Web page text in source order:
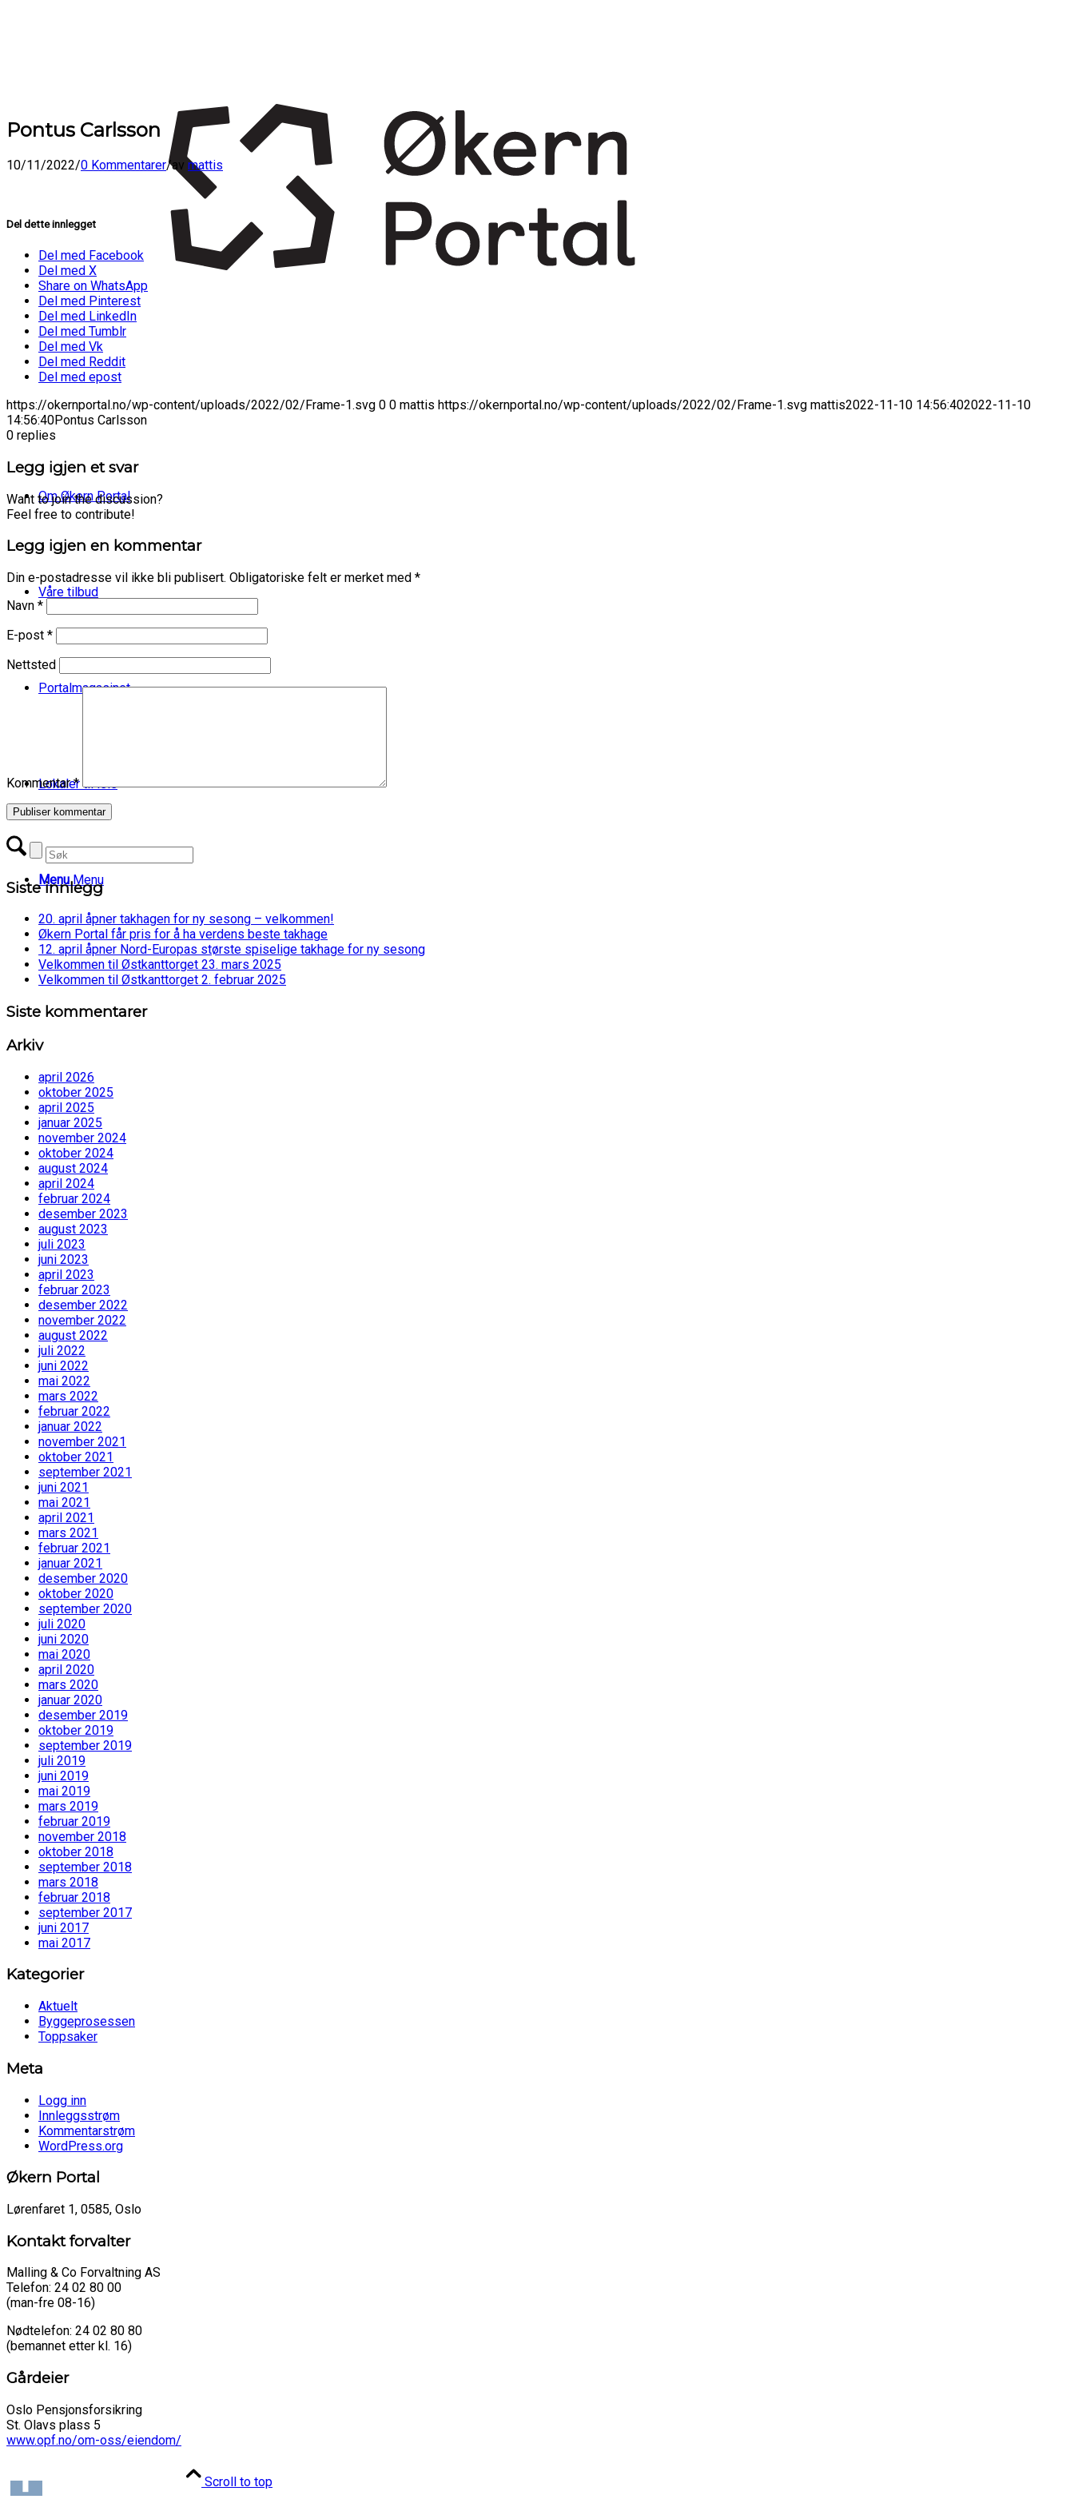
Om Økern Portal
Våre tilbud
Portalmagasinet
Lokaler til leie
Menu Menu
Pontus Carlsson
10/11/2022/0 Kommentarer/av mattis
Del dette innlegget
Del med Facebook
Del med X
Share on WhatsApp
Del med Pinterest
Del med LinkedIn
Del med Tumblr
Del med Vk
Del med Reddit
Del med epost
https://okernportal.no/wp-content/uploads/2022/02/Frame-1.svg 0 0 mattis https://okernportal.no/wp-content/uploads/2022/02/Frame-1.svg mattis2022-11-10 14:56:402022-11-10
14:56:40Pontus Carlsson
0 replies
Legg igjen et svar
Want to join the discussion?
Feel free to contribute!
Legg igjen en kommentar
Din e-postadresse vil ikke bli publisert. Obligatoriske felt er merket med *
Navn *
E-post *
Nettsted
Kommentar*
Siste innlegg
20. april åpner takhagen for ny sesong – velkommen!
Økern Portal får pris for å ha verdens beste takhage
12. april åpner Nord-Europas største spiselige takhage for ny sesong
Velkommen til Østkanttorget 23. mars 2025
Velkommen til Østkanttorget 2. februar 2025
Siste kommentarer
Arkiv
april 2026
oktober 2025
april 2025
januar 2025
november 2024
oktober 2024
august 2024
april 2024
februar 2024
desember 2023
august 2023
juli 2023
juni 2023
april 2023
februar 2023
desember 2022
november 2022
august 2022
juli 2022
juni 2022
mai 2022
mars 2022
februar 2022
januar 2022
november 2021
oktober 2021
september 2021
juni 2021
mai 2021
april 2021
mars 2021
februar 2021
januar 2021
desember 2020
oktober 2020
september 2020
juli 2020
juni 2020
mai 2020
april 2020
mars 2020
januar 2020
desember 2019
oktober 2019
september 2019
juli 2019
juni 2019
mai 2019
mars 2019
februar 2019
november 2018
oktober 2018
september 2018
mars 2018
februar 2018
september 2017
juni 2017
mai 2017
Kategorier
Aktuelt
Byggeprosessen
Toppsaker
Meta
Logg inn
Innleggsstrøm
Kommentarstrøm
WordPress.org
Økern Portal
Lørenfaret 1, 0585, Oslo
Kontakt forvalter
Malling & Co Forvaltning AS
Telefon: 24 02 80 00
(man-fre 08-16)
Nødtelefon: 24 02 80 80
(bemannet etter kl. 16)
Gårdeier
Oslo Pensjonsforsikring
St. Olavs plass 5
www.opf.no/om-oss/eiendom/
Scroll to top